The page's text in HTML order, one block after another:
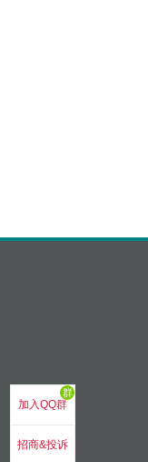
加入QQ群
群
招商&投诉